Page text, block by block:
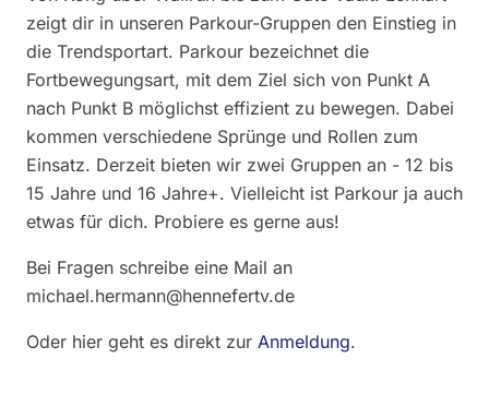
zeigt dir in unseren Parkour-Gruppen den Einstieg in
die Trendsportart. Parkour bezeichnet die
Fortbewegungsart, mit dem Ziel sich von Punkt A
nach Punkt B möglichst effizient zu bewegen. Dabei
kommen verschiedene Sprünge und Rollen zum
Einsatz. Derzeit bieten wir zwei Gruppen an - 12 bis
15 Jahre und 16 Jahre+. Vielleicht ist Parkour ja auch
etwas für dich. Probiere es gerne aus!
Bei Fragen schreibe eine Mail an
michael.hermann@hennefertv.de
Oder hier geht es direkt zur Anmeldung.